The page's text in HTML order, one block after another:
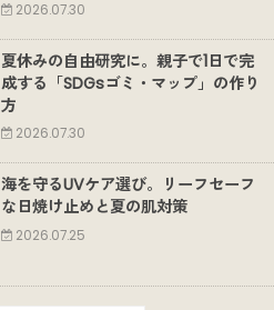
2026.07.30
夏休みの自由研究に。親子で1日で完
成する「SDGsゴミ・マップ」の作り
方
2026.07.30
海を守るUVケア選び。リーフセーフ
な日焼け止めと夏の肌対策
2026.07.25